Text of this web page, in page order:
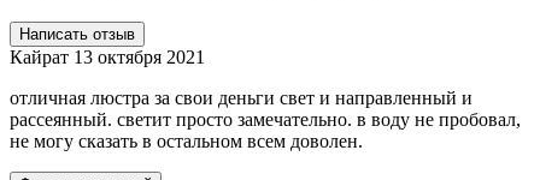
Написать отзыв
Кайрат 13 октября 2021
отличная люстра за свои деньги свет и направленный и
рассеянный. светит просто замечательно. в воду не пробовал,
не могу сказать в остальном всем доволен.